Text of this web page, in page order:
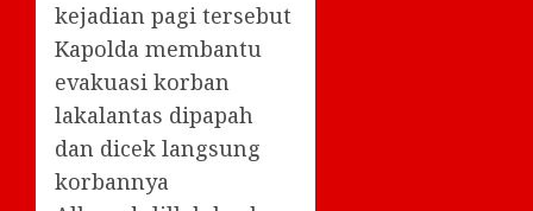
kejadian pagi tersebut
Kapolda membantu
evakuasi korban
lakalantas dipapah
dan dicek langsung
korbannya